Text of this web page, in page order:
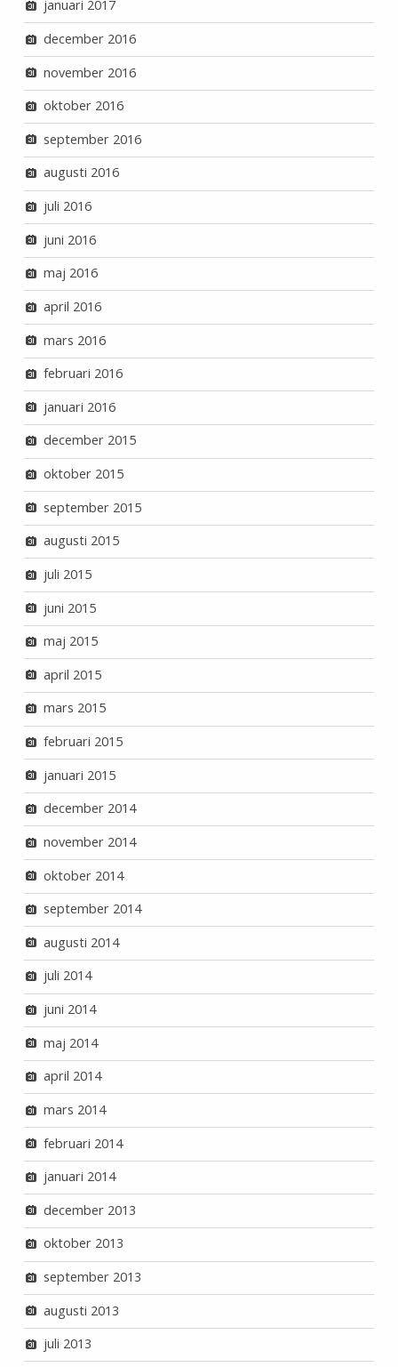
januari 2017
december 2016
november 2016
oktober 2016
september 2016
augusti 2016
juli 2016
juni 2016
maj 2016
april 2016
mars 2016
februari 2016
januari 2016
december 2015
oktober 2015
september 2015
augusti 2015
juli 2015
juni 2015
maj 2015
april 2015
mars 2015
februari 2015
januari 2015
december 2014
november 2014
oktober 2014
september 2014
augusti 2014
juli 2014
juni 2014
maj 2014
april 2014
mars 2014
februari 2014
januari 2014
december 2013
oktober 2013
september 2013
augusti 2013
juli 2013